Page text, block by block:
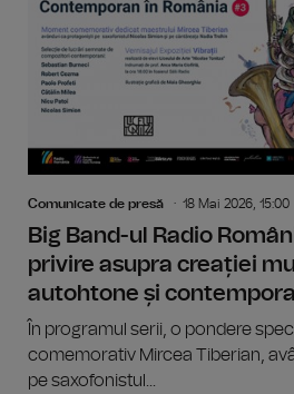
Comunicate de presă 18 Mai 2026, 15:00
Big Band-ul Radio
privire asupra creației
autohtone și
În programul serii, o pondere
comemorativ Mircea Tiberian,
pe saxofonistul...